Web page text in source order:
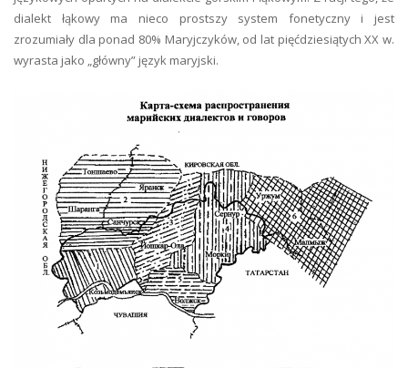
dialekt łąkowy ma nieco prostszy system fonetyczny i jest
zrozumiały dla ponad 80% Maryjczyków, od lat pięćdziesiątych XX w.
wyrasta jako „główny” język maryjski.